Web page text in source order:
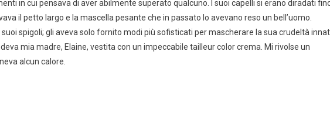
in cui pensava di aver abilmente superato qualcuno. I suoi capelli si erano diradati
il petto largo e la mascella pesante che in passato lo avevano reso un bell’uomo.
spigoli; gli aveva solo fornito modi più sofisticati per mascherare la sua crudeltà
mia madre, Elaine, vestita con un impeccabile tailleur color crema. Mi rivolse un
alcun calore.